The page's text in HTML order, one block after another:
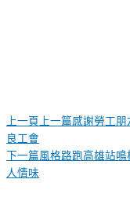
上一頁 上一篇感謝勞工
良工會
下一篇風格路跑高雄站
人情味